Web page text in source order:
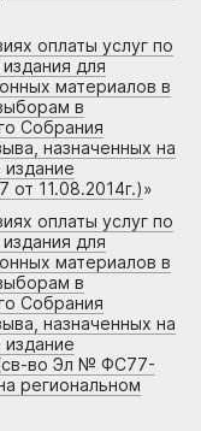
оплаты услуг по
для
материалов в
в
Собрания
назначенных на
11.08.2014г.)»
оплаты услуг по
для
материалов в
в
Собрания
назначенных на
во Эл № ФС77-
региональном